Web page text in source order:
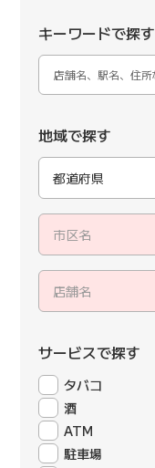
キーワードで探す
地域で探す
都道府県
市区名
店舗名
サービスで探す
タバコ
酒
ATM
駐車場